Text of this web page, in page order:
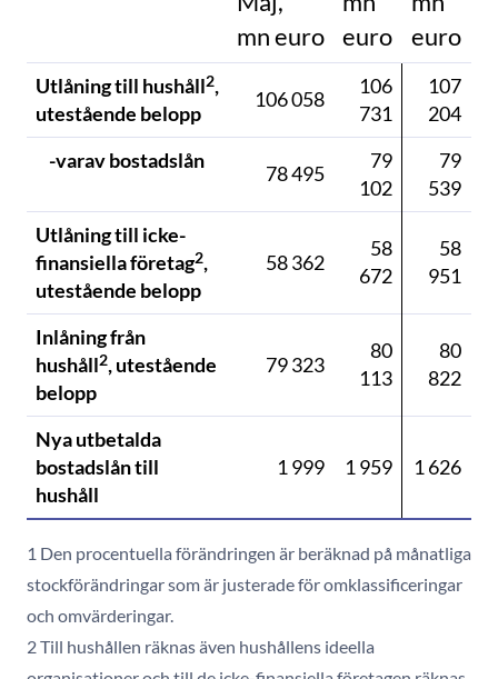
mn euro euro
euro
Utlåning till hushåll2,
utestående belopp
106 058
106
731
107
204
-varav bostadslån
78 495
79
102
79
539
Utlåning till icke-
finansiella företag2,
utestående belopp
58 362
58
672
58
951
Inlåning från
hushåll2, utestående
belopp
79 323
80
113
80
822
Nya utbetalda
bostadslån till
hushåll
1 999 1 959 1 626
1 Den procentuella förändringen är beräknad på månatliga
stockförändringar som är justerade för omklassificeringar
och omvärderingar.
2 Till hushållen räknas även hushållens ideella